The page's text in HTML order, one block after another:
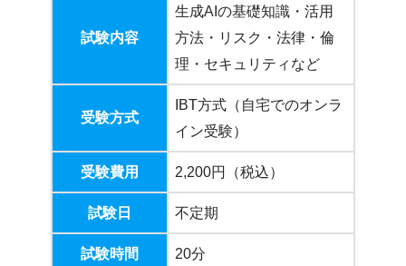
試験内容
生成AIの基礎知識・活用
方法・リスク・法律・倫
理・セキュリティなど
受験方式
IBT方式（自宅でのオンラ
イン受験）
受験費用 2,200円（税込）
試験日 不定期
試験時間 20分